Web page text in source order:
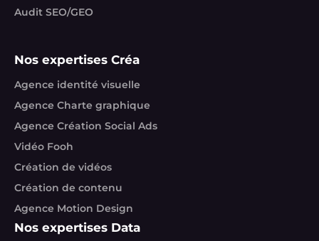
Audit SEO/GEO
Nos expertises Créa
Agence identité visuelle
Agence Charte graphique
Agence Création Social Ads
Vidéo Fooh
Création de vidéos
Création de contenu
Agence Motion Design
Nos expertises Data